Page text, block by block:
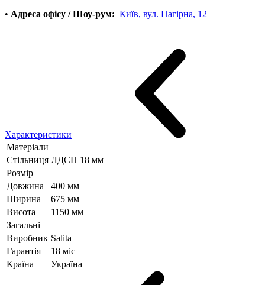
• Адреса офісу / Шоу-рум: Київ, вул. Нагірна, 12
Характеристики
Матеріали
Стільниця ЛДСП 18 мм
Розмір
Довжина
400 мм
Ширина
675 мм
Висота
1150 мм
Загальні
Виробник Salita
Гарантія
18 міс
Країна
Україна